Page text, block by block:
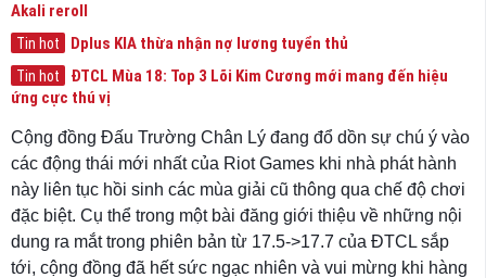
Akali reroll
Tin hot Dplus KIA thừa nhận nợ lương tuyển thủ
Tin hot
ĐTCL Mùa 18: Top 3 Lõi Kim Cương mới mang đến hiệu
ứng cực thú vị
Cộng đồng Đấu Trường Chân Lý đang đổ dồn sự chú ý vào
các động thái mới nhất của Riot Games khi nhà phát hành
này liên tục hồi sinh các mùa giải cũ thông qua chế độ chơi
đặc biệt. Cụ thể trong một bài đăng giới thiệu về những nội
dung ra mắt trong phiên bản từ 17.5->17.7 của ĐTCL sắp
tới, cộng đồng đã hết sức ngạc nhiên và vui mừng khi hàng